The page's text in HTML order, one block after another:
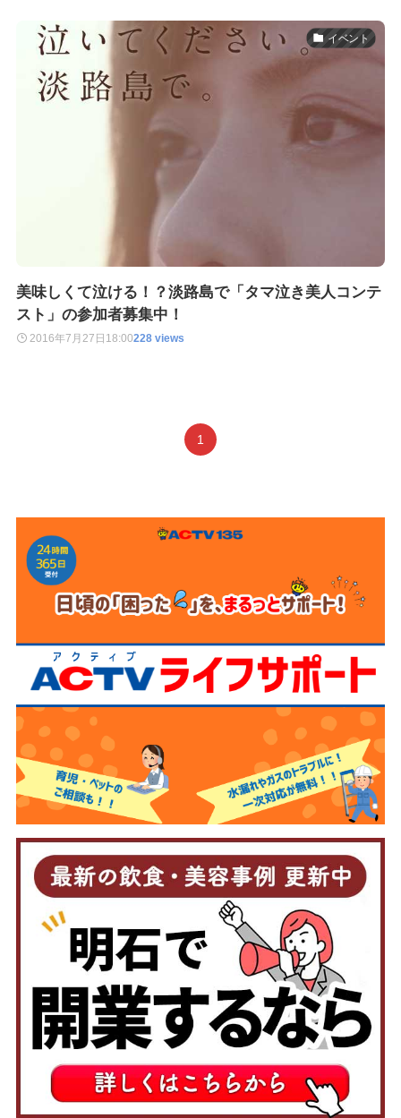
イベント
美味しくて泣ける！？淡路島で「タマ泣き美人コンテ
スト」の参加者募集中！
2016年7月27日 18:00228 views
1